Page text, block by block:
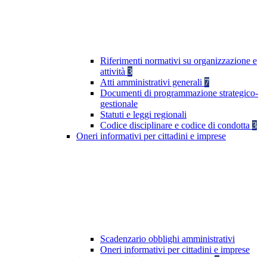
Riferimenti normativi su organizzazione e
attività 3
Atti amministrativi generali 7
Documenti di programmazione strategico-
gestionale
Statuti e leggi regionali
Codice disciplinare e codice di condotta 3
Oneri informativi per cittadini e imprese
Scadenzario obblighi amministrativi
Oneri informativi per cittadini e imprese